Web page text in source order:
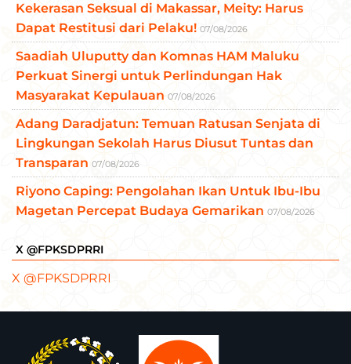
Kekerasan Seksual di Makassar, Meity: Harus
Dapat Restitusi dari Pelaku! 07/08/2026
Saadiah Uluputty dan Komnas HAM Maluku
Perkuat Sinergi untuk Perlindungan Hak
Masyarakat Kepulauan 07/08/2026
Adang Daradjatun: Temuan Ratusan Senjata di
Lingkungan Sekolah Harus Diusut Tuntas dan
Transparan 07/08/2026
Riyono Caping: Pengolahan Ikan Untuk Ibu-Ibu
Magetan Percepat Budaya Gemarikan 07/08/2026
X @FPKSDPRRI
X @FPKSDPRRI